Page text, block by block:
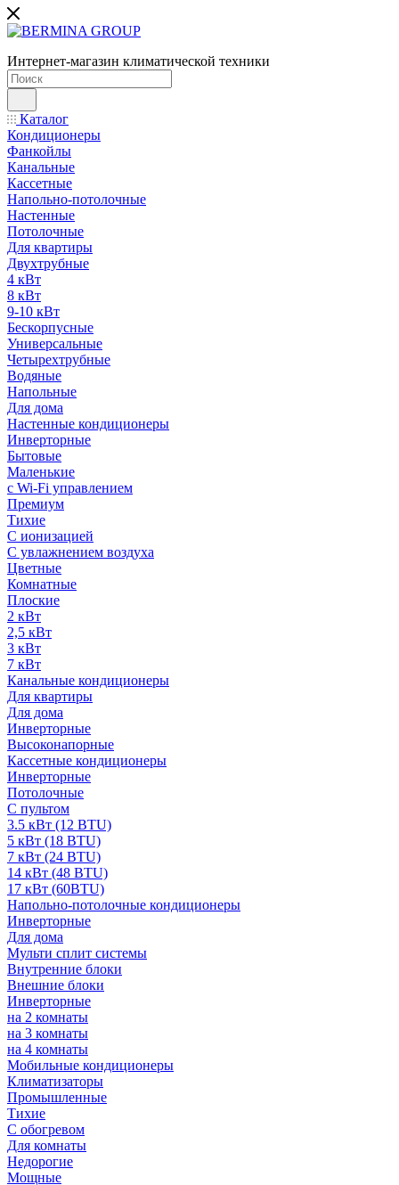
Интернет-магазин климатической техники
Каталог
Кондиционеры
Фанкойлы
Канальные
Кассетные
Напольно-потолочные
Настенные
Потолочные
Для квартиры
Двухтрубные
4 кВт
8 кВт
9-10 кВт
Бескорпусные
Универсальные
Четырехтрубные
Водяные
Напольные
Для дома
Настенные кондиционеры
Инверторные
Бытовые
Маленькие
с Wi-Fi управлением
Премиум
Тихие
С ионизацией
С увлажнением воздуха
Цветные
Комнатные
Плоские
2 кВт
2,5 кВт
3 кВт
7 кВт
Канальные кондиционеры
Для квартиры
Для дома
Инверторные
Высоконапорные
Кассетные кондиционеры
Инверторные
Потолочные
С пультом
3.5 кВт (12 BTU)
5 кВт (18 BTU)
7 кВт (24 BTU)
14 кВт (48 BTU)
17 кВт (60BTU)
Напольно-потолочные кондиционеры
Инверторные
Для дома
Мульти сплит системы
Внутренние блоки
Внешние блоки
Инверторные
на 2 комнаты
на 3 комнаты
на 4 комнаты
Мобильные кондиционеры
Климатизаторы
Промышленные
Тихие
С обогревом
Для комнаты
Недорогие
Мощные